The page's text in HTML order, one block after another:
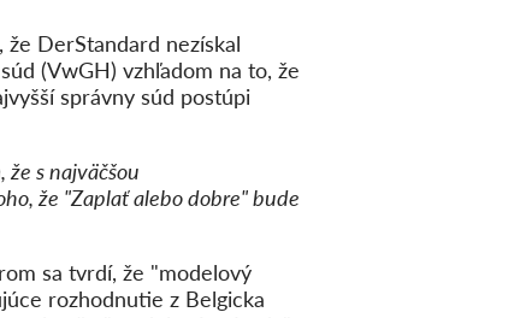
DerStandard nezískal
(VwGH) vzhľadom na to, že
správny súd postúpi
s najväčšou
že "Zaplať alebo dobre" bude
sa tvrdí, že "modelový
rozhodnutie z Belgicka